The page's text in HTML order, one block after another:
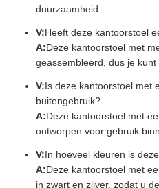
duurzaamheid.
V:Heeft deze kantoorstoel
A:Deze kantoorstoel met
geassembleerd, dus je kunt
V:Is deze kantoorstoel met
buitengebruik?
A:Deze kantoorstoel met
ontworpen voor gebruik
V:In hoeveel kleuren is
A:Deze kantoorstoel met
in zwart en zilver, zodat u